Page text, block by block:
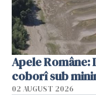
Apele Române:
coborî sub
02 AUGUST 2026